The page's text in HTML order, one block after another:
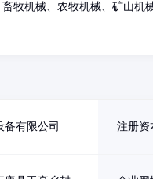
牧机械、农牧机械、矿山机
有限公司 注册资